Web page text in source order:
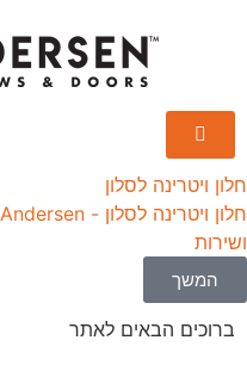
חלון ויטרינה לסלון
ושירות
המשך
ברוכים הבאים לאתר